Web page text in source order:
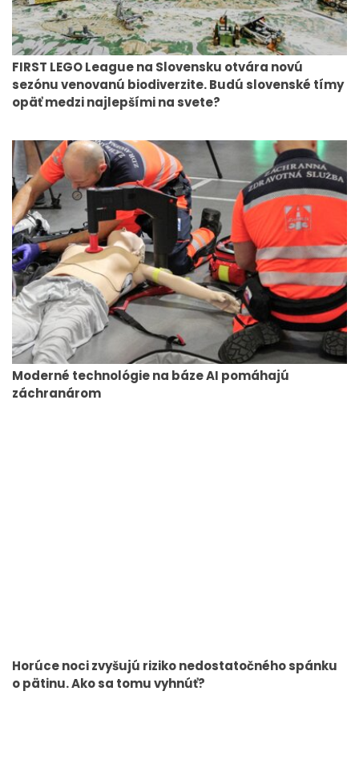
FIRST LEGO League na Slovensku otvára novú
sezónu venovanú biodiverzite. Budú slovenské tímy
opäť medzi najlepšími na svete?
Moderné technológie na báze AI pomáhajú
záchranárom
Horúce noci zvyšujú riziko nedostatočného spánku
o pätinu. Ako sa tomu vyhnúť?